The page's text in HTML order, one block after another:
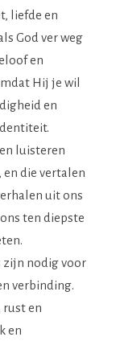
liefde en
God ver weg
en
Hij je wil
en
luisteren
die vertalen
uit ons
ten diepste
zijn nodig voor
verbinding.
rust en
en